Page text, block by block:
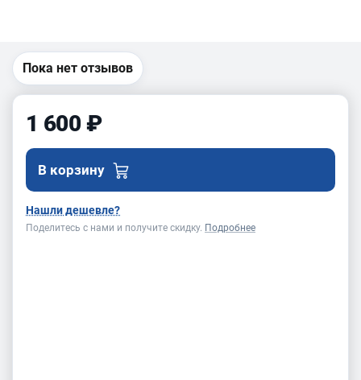
Пока нет отзывов
1 600 ₽
В корзину
Нашли дешевле?
Поделитесь с нами и получите скидку. Подробнее